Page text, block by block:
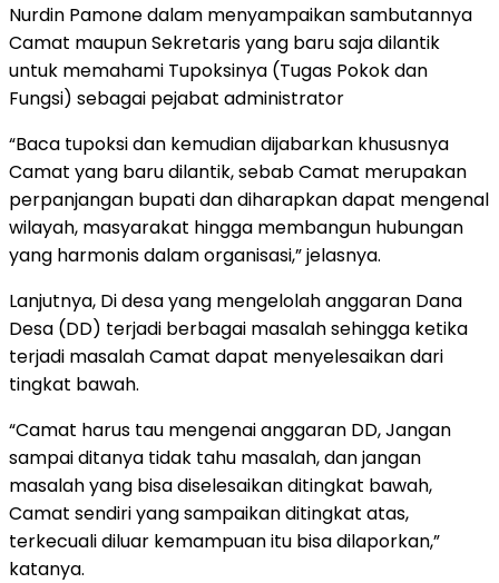
Nurdin Pamone dalam menyampaikan sambutannya
Camat maupun Sekretaris yang baru saja dilantik
untuk memahami Tupoksinya (Tugas Pokok dan
Fungsi) sebagai pejabat administrator
“Baca tupoksi dan kemudian dijabarkan khususnya
Camat yang baru dilantik, sebab Camat merupakan
perpanjangan bupati dan diharapkan dapat mengenal
wilayah, masyarakat hingga membangun hubungan
yang harmonis dalam organisasi,” jelasnya.
Lanjutnya, Di desa yang mengelolah anggaran Dana
Desa (DD) terjadi berbagai masalah sehingga ketika
terjadi masalah Camat dapat menyelesaikan dari
tingkat bawah.
“Camat harus tau mengenai anggaran DD, Jangan
sampai ditanya tidak tahu masalah, dan jangan
masalah yang bisa diselesaikan ditingkat bawah,
Camat sendiri yang sampaikan ditingkat atas,
terkecuali diluar kemampuan itu bisa dilaporkan,”
katanya.